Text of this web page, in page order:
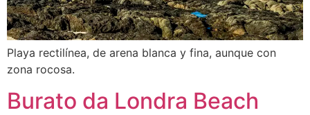
Playa rectilínea, de arena blanca y fina, aunque con
zona rocosa.
Burato da Londra Beach